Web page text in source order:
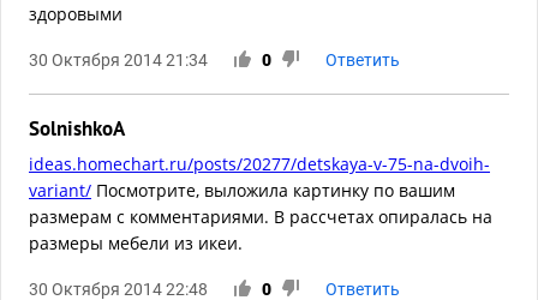
здоровыми
30 Октября 2014 21:34 0 Ответить
SolnishkoA
ideas.homechart.ru/posts/20277/detskaya-v-75-na-dvoih-
variant/ Посмотрите, выложила картинку по вашим
размерам с комментариями. В рассчетах опиралась на
размеры мебели из икеи.
30 Октября 2014 22:48 0 Ответить